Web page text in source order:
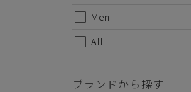
Men
All
ブランドから探す